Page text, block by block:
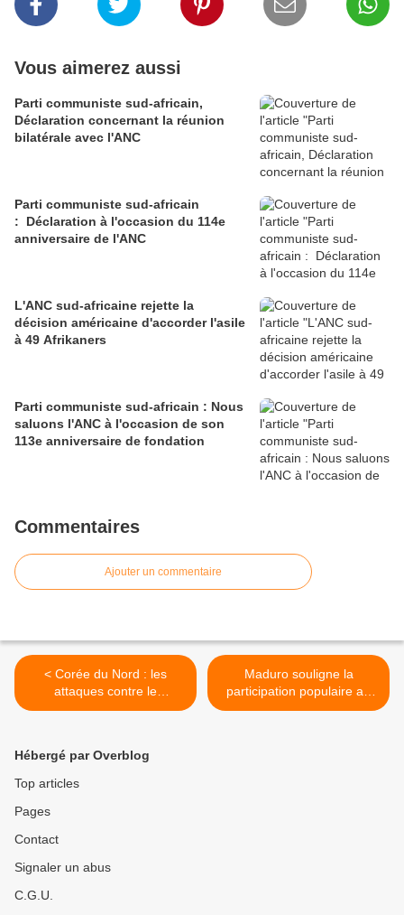
Vous aimerez aussi
Parti communiste sud-africain,
Déclaration concernant la réunion
bilatérale avec l'ANC
Parti communiste sud-africain
: Déclaration à l'occasion du 114e
anniversaire de l'ANC
L'ANC sud-africaine rejette la
décision américaine d'accorder l'asile
à 49 Afrikaners
Parti communiste sud-africain : Nous
saluons l'ANC à l'occasion de son
113e anniversaire de fondation
Commentaires
Ajouter un commentaire
< Corée du Nord : les
attaques contre le
Venezuela constituent une
Maduro souligne la
participation populaire au
dialogue pour la rectification
Hébergé par Overblog
Top articles
Pages
Contact
Signaler un abus
C.G.U.